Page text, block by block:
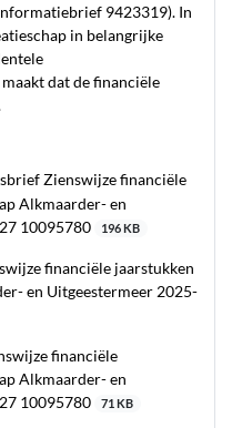
9423319). In
in belangrijke
dat de financiële
Zienswijze financiële
Alkmaarder- en
10095780
196 KB
financiële jaarstukken
en Uitgeestermeer 2025-
financiële
Alkmaarder- en
10095780
71 KB